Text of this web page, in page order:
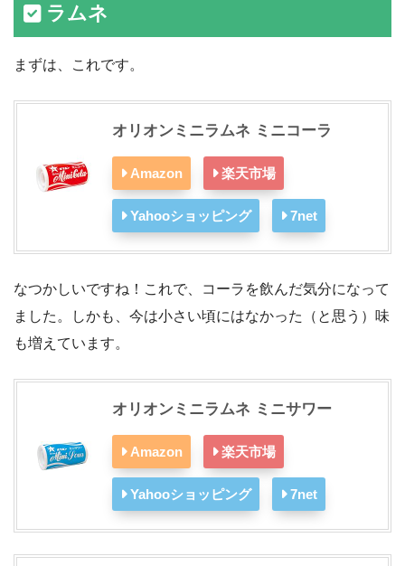
ラムネ
まずは、これです。
オリオンミニラムネ ミニコーラ
Amazon 楽天市場
Yahooショッピング 7net
なつかしいですね！これで、コーラを飲んだ気分になって
ました。しかも、今は小さい頃にはなかった（と思う）味
も増えています。
オリオンミニラムネ ミニサワー
Amazon 楽天市場
Yahooショッピング 7net